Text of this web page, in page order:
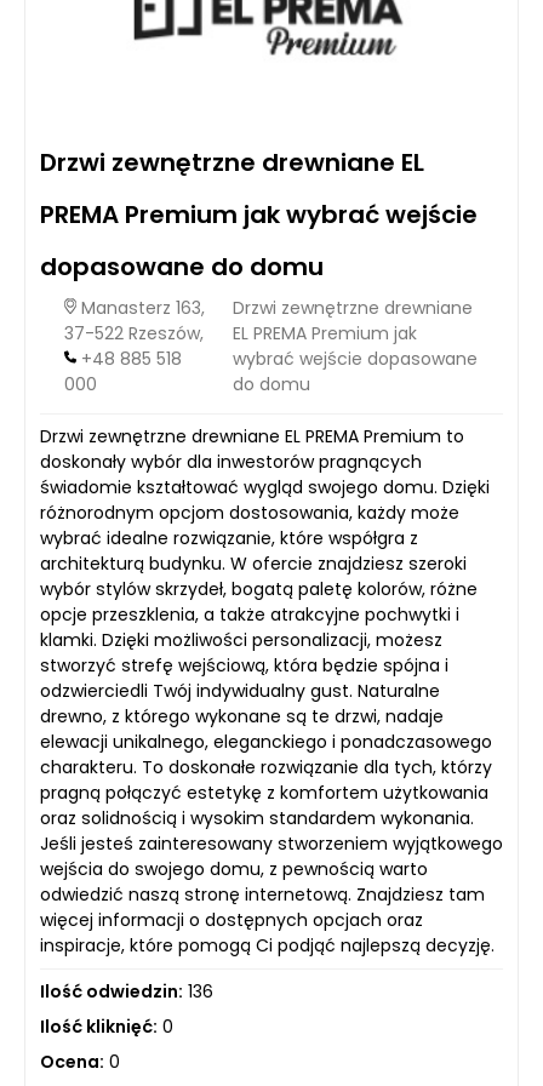
Drzwi zewnętrzne drewniane EL
PREMA Premium jak wybrać wejście
dopasowane do domu
Manasterz 163,
37-522 Rzeszów,
+48 885 518
000
Drzwi zewnętrzne drewniane
EL PREMA Premium jak
wybrać wejście dopasowane
do domu
Drzwi zewnętrzne drewniane EL PREMA Premium to
doskonały wybór dla inwestorów pragnących
świadomie kształtować wygląd swojego domu. Dzięki
różnorodnym opcjom dostosowania, każdy może
wybrać idealne rozwiązanie, które współgra z
architekturą budynku. W ofercie znajdziesz szeroki
wybór stylów skrzydeł, bogatą paletę kolorów, różne
opcje przeszklenia, a także atrakcyjne pochwytki i
klamki. Dzięki możliwości personalizacji, możesz
stworzyć strefę wejściową, która będzie spójna i
odzwierciedli Twój indywidualny gust. Naturalne
drewno, z którego wykonane są te drzwi, nadaje
elewacji unikalnego, eleganckiego i ponadczasowego
charakteru. To doskonałe rozwiązanie dla tych, którzy
pragną połączyć estetykę z komfortem użytkowania
oraz solidnością i wysokim standardem wykonania.
Jeśli jesteś zainteresowany stworzeniem wyjątkowego
wejścia do swojego domu, z pewnością warto
odwiedzić naszą stronę internetową. Znajdziesz tam
więcej informacji o dostępnych opcjach oraz
inspiracje, które pomogą Ci podjąć najlepszą decyzję.
Ilość odwiedzin: 136
Ilość kliknięć: 0
Ocena: 0